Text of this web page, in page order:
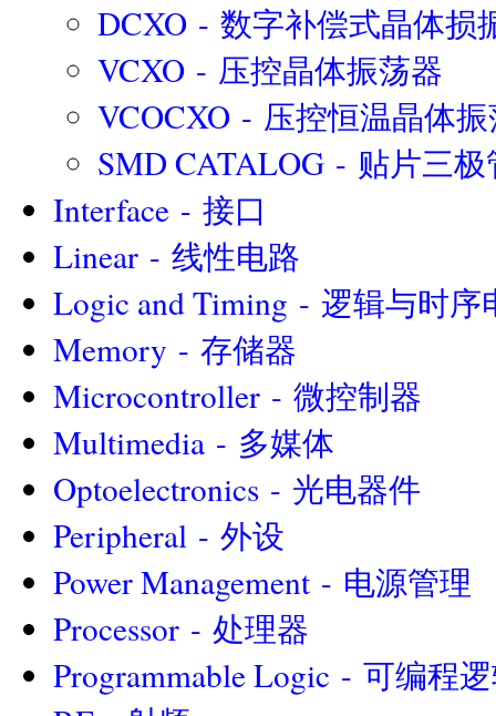
DCXO - 数字补偿式晶体损
VCXO - 压控晶体振荡器
VCOCXO - 压控恒温晶体
SMD CATALOG - 贴片三
Interface - 接口
Linear - 线性电路
Logic and Timing - 逻辑与时序
Memory - 存储器
Microcontroller - 微控制器
Multimedia - 多媒体
Optoelectronics - 光电器件
Peripheral - 外设
Power Management - 电源管理
Processor - 处理器
Programmable Logic - 可编程